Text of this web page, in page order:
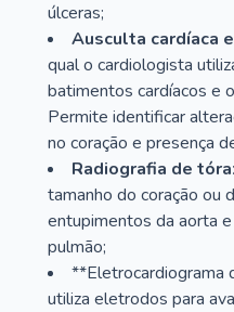
úlceras;
Ausculta cardíaca
qual o cardiologista
batimentos cardíacos e
Permite identificar
no coração e presença
Radiografia de
tamanho do coração ou
entupimentos da aorta
pulmão;
**Eletrocardiograma
utiliza eletrodos para